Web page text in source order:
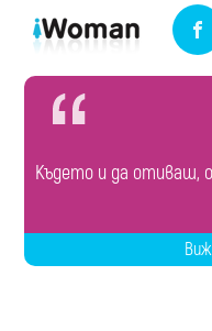
Където и да отиваш,